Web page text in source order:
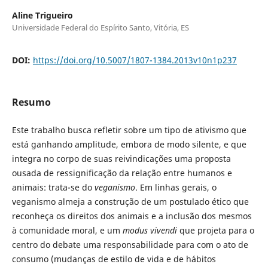
Aline Trigueiro
Universidade Federal do Espírito Santo, Vitória, ES
DOI: https://doi.org/10.5007/1807-1384.2013v10n1p237
Resumo
Este trabalho busca refletir sobre um tipo de ativismo que
está ganhando amplitude, embora de modo silente, e que
integra no corpo de suas reivindicações uma proposta
ousada de ressignificação da relação entre humanos e
animais: trata-se do veganismo. Em linhas gerais, o
veganismo almeja a construção de um postulado ético que
reconheça os direitos dos animais e a inclusão dos mesmos
à comunidade moral, e um modus vivendi que projeta para o
centro do debate uma responsabilidade para com o ato de
consumo (mudanças de estilo de vida e de hábitos